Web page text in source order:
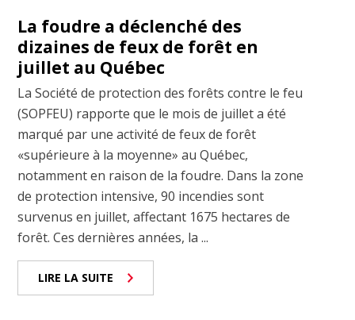
La foudre a déclenché des
dizaines de feux de forêt en
juillet au Québec
La Société de protection des forêts contre le feu
(SOPFEU) rapporte que le mois de juillet a été
marqué par une activité de feux de forêt
«supérieure à la moyenne» au Québec,
notamment en raison de la foudre. Dans la zone
de protection intensive, 90 incendies sont
survenus en juillet, affectant 1675 hectares de
forêt. Ces dernières années, la ...
LIRE LA SUITE